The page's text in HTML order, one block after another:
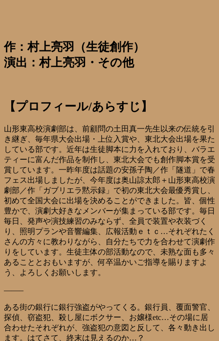
作：村上亮羽（生徒創作）
演出：村上亮羽・その他
【プロフィール/あらすじ】
山形東高校演劇部は、前顧問の土田真一先生以来の伝統を引
き継ぎ、毎年県大会出場・上位入賞や、東北大会出場を果た
している部です。近年は生徒脚本に力を入れており、バラエ
ティーに富んだ作品を制作し、東北大会でも創作脚本賞を受
賞しています。一昨年度は話題の安孫子陶／作「隧道」で春
フェス出場しましたが、今年度は奥山諒太郎＋山形東高校演
劇部／作「ガブリエラ黙示録」で初の東北大会最優秀賞し、
初めて全国大会に出場を決めることができました。皆、個性
豊かで、演劇大好きなメンバーが集まっている部です。毎日
毎日、発声や演技練習のみならず、全員で装置や衣装づく
り、照明プランや音響編集、広報活動ｅｔｃ…それぞれたく
さんの方々に教わりながら、自分たちで力を合わせて演劇作
りをしています。生徒主体の部活動なので、未熟な面も多々
あることとおもいますが、何卒温かいご指導を賜りますよ
う、よろしくお願いします。
——–
ある街の銀行に銀行強盗がやってくる。銀行員、覆面警官、
探偵、窃盗犯、殺し屋にボクサー、お嬢様etc…その場に居
合わせたそれぞれが、強盗犯の意図と反して、各々動き出し
ます。はてさて、終末は見えるのか…？